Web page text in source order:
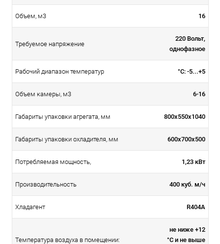
Объем, м3 16
Требуемое напряжение
220 Вольт,
однофазное
Рабочий диапазон температур °С: -5...+5
Объем камеры, м3 6-16
Габариты упаковки агрегата, мм 800x550x1040
Габариты упаковки охладителя, мм 600x700x500
Потребляемая мощность, 1,23 кВт
Производительность 400 куб. м/ч
Хладагент R404A
Температура воздуха в помещении:
не ниже +12
°С и не выше